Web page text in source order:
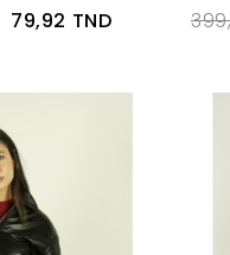
79,92 TND